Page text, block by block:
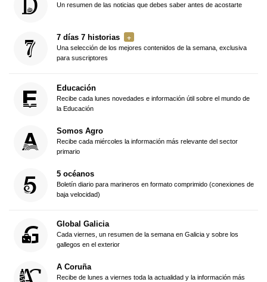
Un resumen de las noticias que debes saber antes de acostarte
7 días 7 historias
Una selección de los mejores contenidos de la semana, exclusiva
para suscriptores
Educación
Recibe cada lunes novedades e información útil sobre el mundo de
la Educación
Somos Agro
Recibe cada miércoles la información más relevante del sector
primario
5 océanos
Boletín diario para marineros en formato comprimido (conexiones de
baja velocidad)
Global Galicia
Cada viernes, un resumen de la semana en Galicia y sobre los
gallegos en el exterior
A Coruña
Recibe de lunes a viernes toda la actualidad y la información más